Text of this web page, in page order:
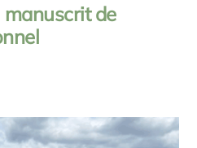
manuscrit de